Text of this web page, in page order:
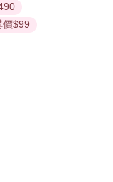
或直接下載檔案。
費者保護處公告之
價$99